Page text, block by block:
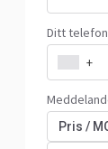
Ditt
+
Pris /